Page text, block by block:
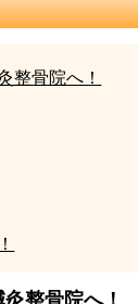
整骨院へ！